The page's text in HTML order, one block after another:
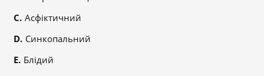
Асфіктичний
Синкопальний
Блідий